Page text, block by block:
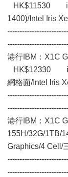
HK$11530 i7-
1400)/Intel Iris
港行IBM：
HK$12330 i7-
網格面/Intel Iris
港行IBM：X1C
155H/32G/1TB/
Graphics/4 Cell/